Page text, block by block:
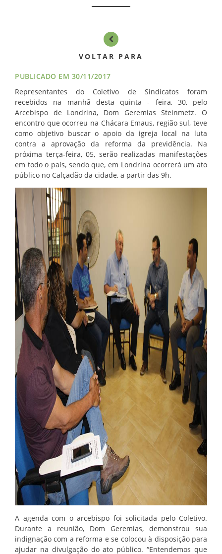
FILIAÇÃO
PROGRAMA
AROEIRA
CONTATO
VOLTAR PARA
PUBLICADO EM 30/11/2017
Representantes do Coletivo de Sindicatos foram
recebidos na manhã desta quinta - feira, 30, pelo
Arcebispo de Londrina, Dom Geremias Steinmetz. O
encontro que ocorreu na Chácara Emaus, região sul, teve
como objetivo buscar o apoio da igreja local na luta
contra a aprovação da reforma da previdência. Na
próxima terça-feira, 05, serão realizadas manifestações
em todo o país, sendo que, em Londrina ocorrerá um ato
público no Calçadão da cidade, a partir das 9h.
A agenda com o arcebispo foi solicitada pelo Coletivo.
Durante a reunião, Dom Geremias, demonstrou sua
indignação com a reforma e se colocou à disposição para
ajudar na divulgação do ato público. “Entendemos que